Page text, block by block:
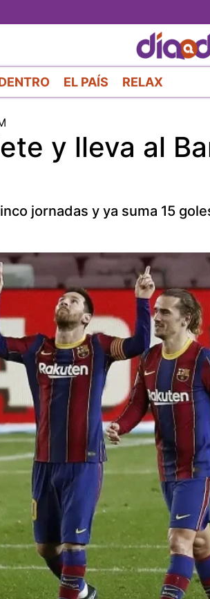
al
EL PAÍS RELAX
y lleva al
jornadas y ya suma 15